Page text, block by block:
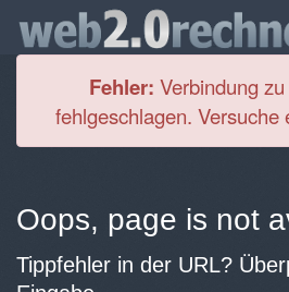
Fehler: Verbindung
fehlgeschlagen. Versuche
Oops, page is not
Tippfehler in der URL?